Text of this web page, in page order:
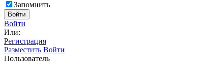
Запомнить
Войти
Войти
Или:
Регистрация
Разместить Войти
Пользователь